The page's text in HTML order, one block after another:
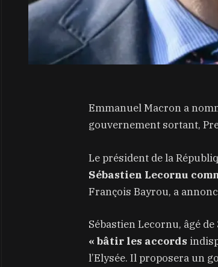
Emmanuel Macron a
gouvernement sortant,
Le président de la
Sébastien Lecornu
François Bayrou, a
Sébastien Lecornu, âgé de
« bâtir les accords
l’Elysée. Il proposera un